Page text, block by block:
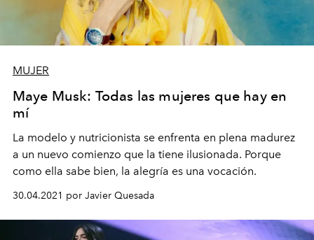
MUJER
Maye Musk: Todas las mujeres que hay en
mí
La modelo y nutricionista se enfrenta en plena madurez
a un nuevo comienzo que la tiene ilusionada. Porque
como ella sabe bien, la alegría es una vocación.
30.04.2021 por Javier Quesada